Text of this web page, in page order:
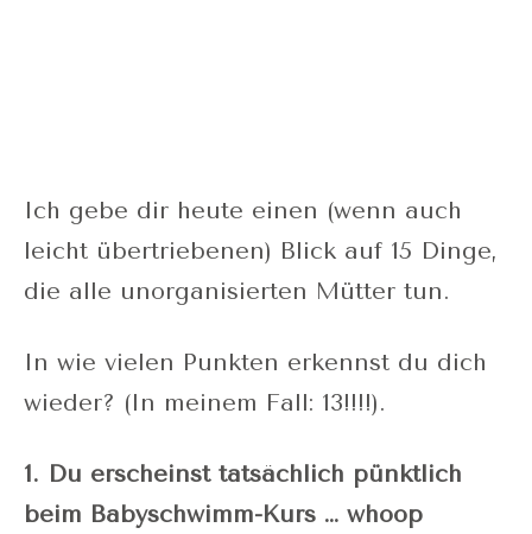
Ich gebe dir heute einen (wenn auch
leicht übertriebenen) Blick auf 15 Dinge,
die alle unorganisierten Mütter tun.
In wie vielen Punkten erkennst du dich
wieder? (In meinem Fall: 13!!!!).
1. Du erscheinst tatsächlich pünktlich
beim Babyschwimm-Kurs … whoop